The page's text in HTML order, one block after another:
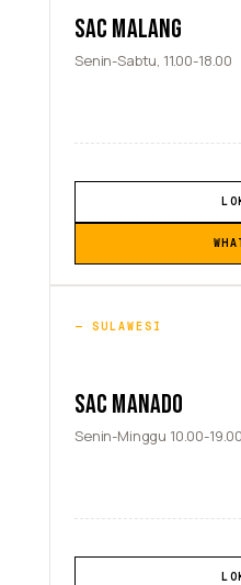
SAC MALANG
Senin-Sabtu, 11.00-18.00
SULAWESI
SAC MANADO
Senin-Minggu 10.00-19.00